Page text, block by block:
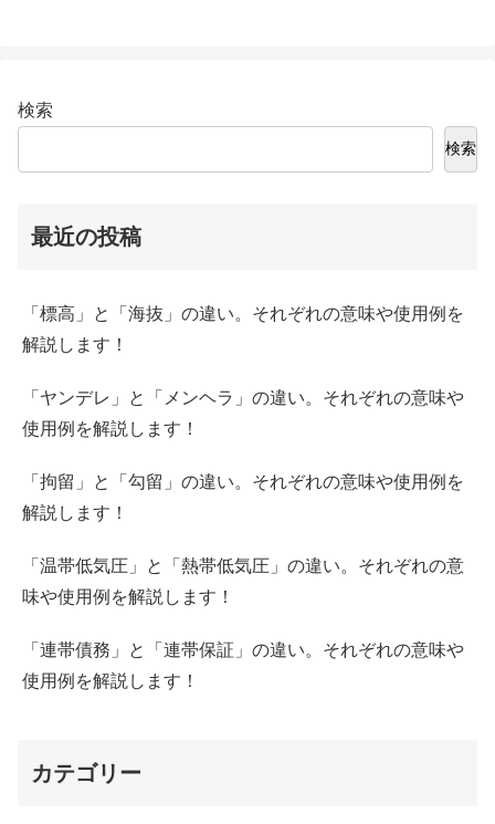
検索
検索
最近の投稿
「標高」と「海抜」の違い。それぞれの意味や使用例を
解説します！
「ヤンデレ」と「メンヘラ」の違い。それぞれの意味や
使用例を解説します！
「拘留」と「勾留」の違い。それぞれの意味や使用例を
解説します！
「温帯低気圧」と「熱帯低気圧」の違い。それぞれの意
味や使用例を解説します！
「連帯債務」と「連帯保証」の違い。それぞれの意味や
使用例を解説します！
カテゴリー